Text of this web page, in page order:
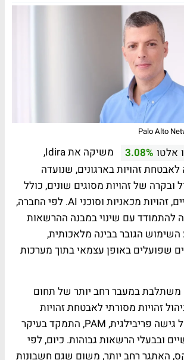
אלטו 3.08%
משיקה את Idira,
זהויות בארגונים, שנועדה
ובקרה של זהויות מסוגים שונים, כולל
משתמשים אנושיים, זהויות מכאניות וסוכני AI. לפי החברה,
להתמודד עם שינוי במבנה ההרשאות
השימוש הגובר בבינה מלאכותית,
שפועלים באופן עצמאי בתוך מערכות
ההשקה של Idira משתלבת במעבר רחב יותר של תחום
זהויות מסורתי לאבטחת זהויות
רציפה. בעבר, ניהול גישה פריבילגית, PAM, התמקד בעיקר
ובבעלי הרשאות גבוהות. כיום, לפי
האתגר רחב יותר, משום שגם חשבונות